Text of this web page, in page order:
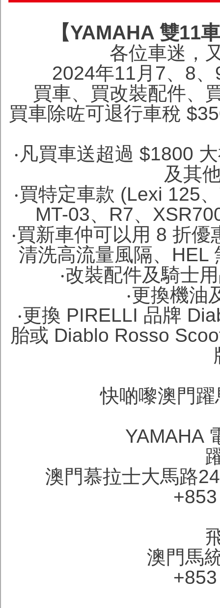
【YAMAHA 雙11
各位車迷，
2024年11月7、8
買車、買改裝配件、
買車除咗可退行車稅
‧凡買車送超過 $1800
及其
‧買特定車款 (Lexi 125
MT-03、R7、
‧買新車仲可以用 8 折
清洗高流量風隔、HEL
‧改裝配件及騎士
‧更換機油
‧更換 PIRELLI 品牌
胎或 Diablo Rosso
快啲嚟澳門
YAMAHA
澳門慕拉士大馬路
澳門馬